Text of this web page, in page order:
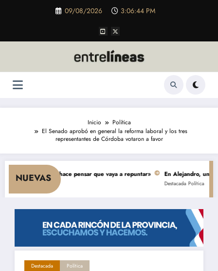
09/08/2026 3:06:46 PM
Inicio
Política
El Senado aprobó en general la reforma laboral y los tres
representantes de Córdoba votaron a favor
NUEVAS
y nada hace pensar que vaya a repuntar» En Alejandro, una obra de
Política
Destacada Política